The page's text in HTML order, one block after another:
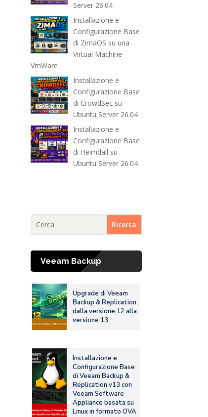
Server 26.04
Installazione e
Configurazione Base
di ZimaOS su una
Virtual Machine
VmWare
Installazione e
Configurazione Base
di CrowdSec su
Ubuntu Server 26.04
Installazione e
Configurazione Base
di Heimdall su
Ubuntu Server 26.04
Veeam Backup
Upgrade di Veeam
Backup & Replication
dalla versione 12 alla
versione 13
Installazione e
Configurazione Base
di Veeam Backup &
Replication v13 con
Veeam Software
Appliance basata su
Linux in formato OVA